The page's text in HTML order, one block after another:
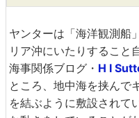
ヤンターは「海洋観測船
リア沖にいたりすること
海事関係ブログ・ H I
ところ、地中海を挟んで
を結ぶように敷設されて